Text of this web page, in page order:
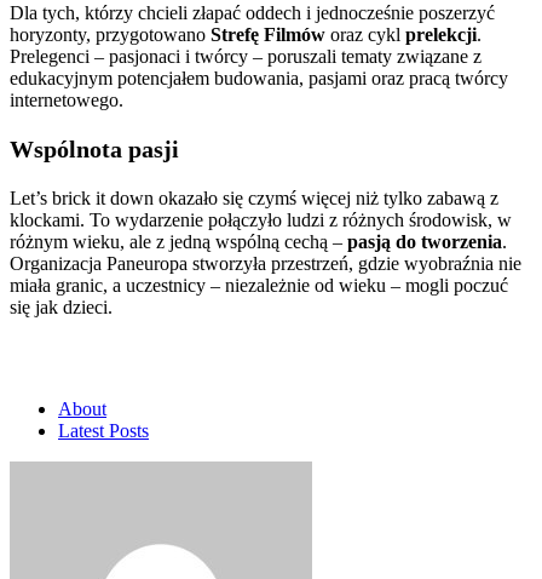
Dla tych, którzy chcieli złapać oddech i jednocześnie poszerzyć
horyzonty, przygotowano Strefę Filmów oraz cykl prelekcji.
Prelegenci – pasjonaci i twórcy – poruszali tematy związane z
edukacyjnym potencjałem budowania, pasjami oraz pracą twórcy
internetowego.
Wspólnota pasji
Let’s brick it down okazało się czymś więcej niż tylko zabawą z
klockami. To wydarzenie połączyło ludzi z różnych środowisk, w
różnym wieku, ale z jedną wspólną cechą – pasją do tworzenia.
Organizacja Paneuropa stworzyła przestrzeń, gdzie wyobraźnia nie
miała granic, a uczestnicy – niezależnie od wieku – mogli poczuć
się jak dzieci.
About
Latest Posts